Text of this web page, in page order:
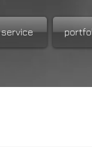
service